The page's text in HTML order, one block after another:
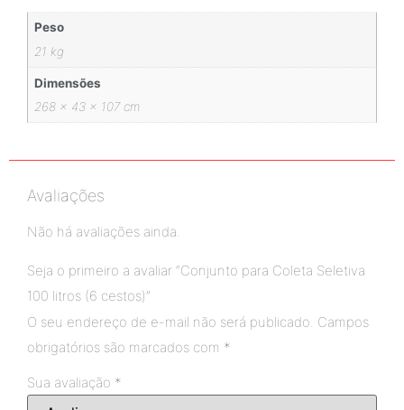
Peso
21 kg
Dimensões
268 × 43 × 107 cm
Avaliações
Não há avaliações ainda.
Seja o primeiro a avaliar “Conjunto para Coleta Seletiva
100 litros (6 cestos)”
O seu endereço de e-mail não será publicado. Campos
obrigatórios são marcados com *
Sua avaliação *